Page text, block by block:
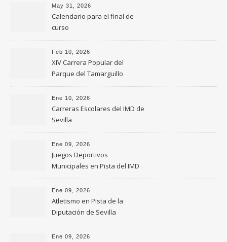
May 31, 2026
Calendario para el final de
curso
Feb 10, 2026
XIV Carrera Popular del
Parque del Tamarguillo
Ene 10, 2026
Carreras Escolares del IMD de
Sevilla
Ene 09, 2026
Juegos Deportivos
Municipales en Pista del IMD
de Sevilla
Ene 09, 2026
Atletismo en Pista de la
Diputación de Sevilla
Ene 09, 2026